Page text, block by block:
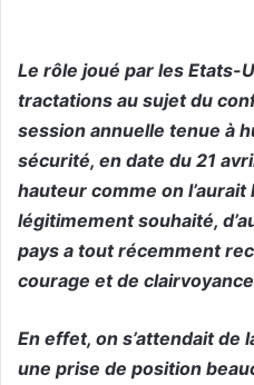
Le rôle joué par les Etats-
tractations au sujet du
session annuelle tenue à
sécurité, en date du 21
hauteur comme on
légitimement souhaité,
pays a tout récemment
courage et de
En effet, on s’attendait de
une prise de position